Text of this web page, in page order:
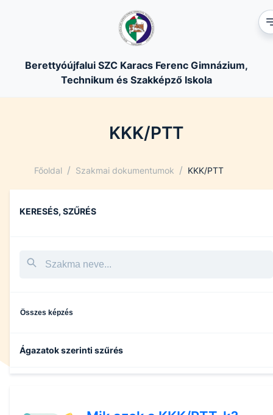
Berettyóújfalui SZC Karacs Ferenc Gimnázium,
Technikum és Szakképző Iskola
KKK/PTT
Főoldal / Szakmai dokumentumok / KKK/PTT
KERESÉS, SZŰRÉS
Összes képzés
Ágazatok szerinti szűrés